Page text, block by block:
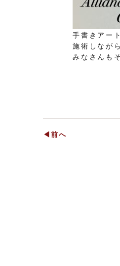
手書きアー
施術しなが
みなさんも
◀前へ